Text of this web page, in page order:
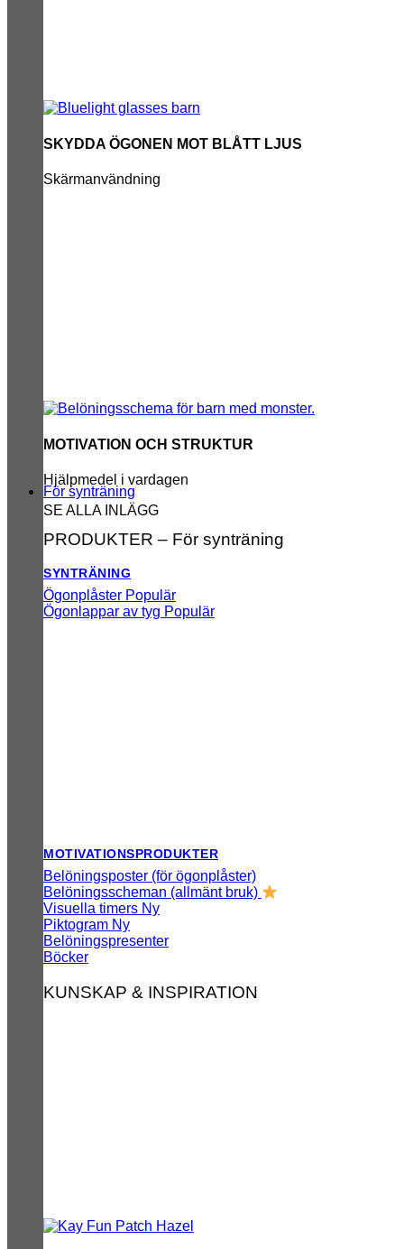
SKYDDA ÖGONEN MOT BLÅTT LJUS
Skärmanvändning
MOTIVATION OCH STRUKTUR
Hjälpmedel i vardagen
SE ALLA INLÄGG
För synträning
PRODUKTER – För synträning
SYNTRÄNING
Ögonplåster
Ögonlappar av tyg
MOTIVATIONSPRODUKTER
Belöningsposter (för ögonplåster)
Belöningsscheman (allmänt bruk)
Visuella timers
Piktogram
Belöningspresenter
Böcker
KUNSKAP & INSPIRATION